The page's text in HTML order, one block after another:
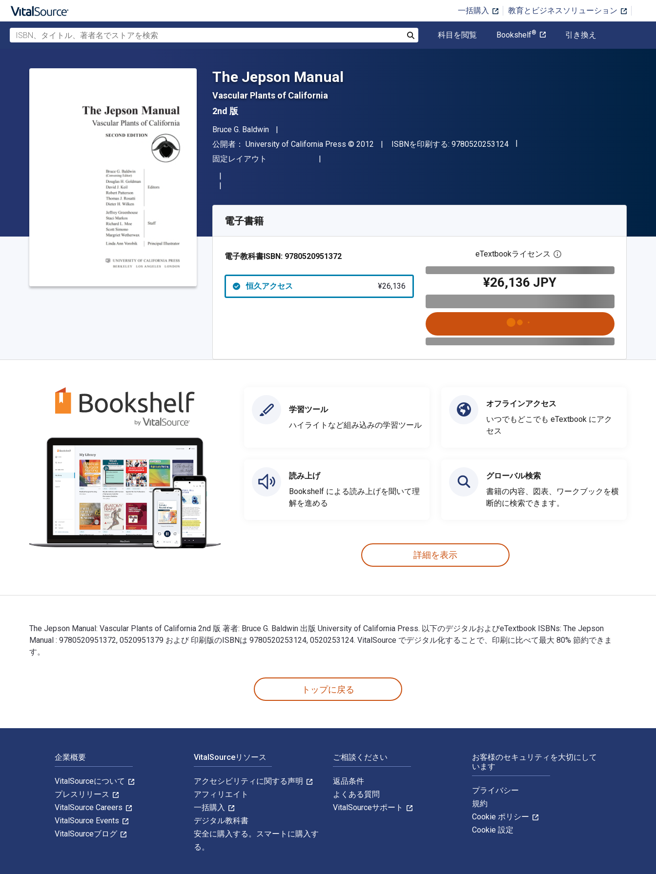
一括購入 教育とビジネスソリューション
ISBN、タイトル、著者名でストアを検索
科目を閲覧 Bookshelf® 引き換え
The Jepson Manual
Vascular Plants of California
2nd 版
著者
Bruce G. Baldwin
出版社
公開者： University of California Press 著作権
© 2012 ISBNを印刷する: 9780520253124"ISBN-13 9780520253124"
形式
固定レイアウト
SKU:
電子書籍
電子教科書ISBN: 9780520951372
恒久アクセス ¥26,136
eTextbookライセンス デジタルライセンスダイ
¥26,136 JPY
学習ツール
ハイライトなど組み込みの学習ツール
読み上げ
Bookshelf による読み上げを聞いて理
解を進める
オフラインアクセス
いつでもどこでも eTextbook にアク
セス
グローバル検索
書籍の内容、図表、ワークブックを横
断的に検索できます。
詳細を表示
The Jepson Manual: Vascular Plants of California 2nd 版 著者: Bruce G. Baldwin 出版 University of California Press. 以下のデジタルおよびeTextbook ISBNs: The Jepson
Manual : 9780520951372, 0520951379 および 印刷版のISBNは 9780520253124, 0520253124. VitalSource でデジタル化することで、印刷に比べて最大 80% 節約できま
す。
トップに戻る
企業概要
VitalSourceについて
プレスリリース
VitalSource Careers
VitalSource Events
VitalSourceブログ
VitalSourceリソース
アクセシビリティに関する声明
アフィリエイト
一括購入
デジタル教科書
安全に購入する。スマートに購入す
る。
ご相談ください
返品条件
よくある質問
VitalSourceサポート
お客様のセキュリティを大切にして
います
プライバシー
規約
Cookie ポリシー
Cookie 設定